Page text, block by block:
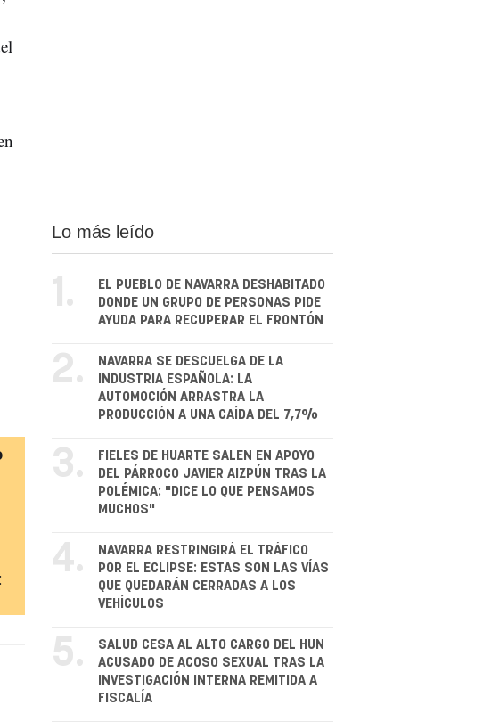
Lo más leído
1.
EL PUEBLO DE NAVARRA DESHABITADO
DONDE UN GRUPO DE PERSONAS PIDE
AYUDA PARA RECUPERAR EL FRONTÓN
2.
NAVARRA SE DESCUELGA DE LA
INDUSTRIA ESPAÑOLA: LA
AUTOMOCIÓN ARRASTRA LA
PRODUCCIÓN A UNA CAÍDA DEL 7,7%
3.
FIELES DE HUARTE SALEN EN APOYO
DEL PÁRROCO JAVIER AIZPÚN TRAS LA
POLÉMICA: "DICE LO QUE PENSAMOS
MUCHOS"
4.
NAVARRA RESTRINGIRÁ EL TRÁFICO
POR EL ECLIPSE: ESTAS SON LAS VÍAS
QUE QUEDARÁN CERRADAS A LOS
VEHÍCULOS
5.
SALUD CESA AL ALTO CARGO DEL HUN
ACUSADO DE ACOSO SEXUAL TRAS LA
INVESTIGACIÓN INTERNA REMITIDA A
FISCALÍA